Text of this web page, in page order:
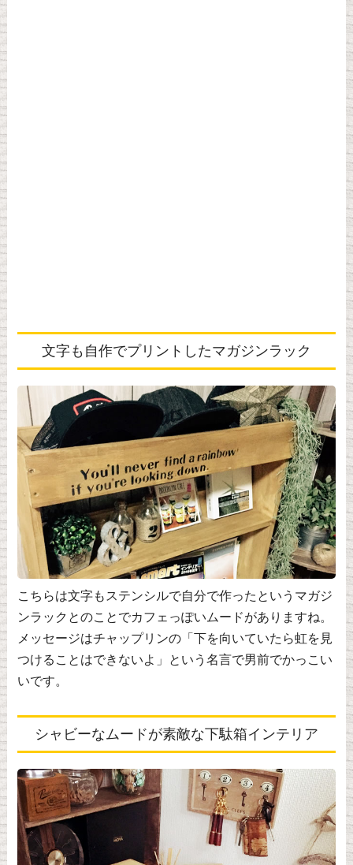
文字も自作でプリントしたマガジンラック
こちらは文字もステンシルで自分で作ったというマガジ
ンラックとのことでカフェっぽいムードがありますね。
メッセージはチャップリンの「下を向いていたら虹を見
つけることはできないよ」という名言で男前でかっこい
いです。
シャビーなムードが素敵な下駄箱インテリア